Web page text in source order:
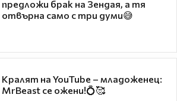
предложи брак на Зендая, а тя
отвърна само с три думи😅
Кралят на YouTube – младоженец:
MrBeast се ожени!💍🥰